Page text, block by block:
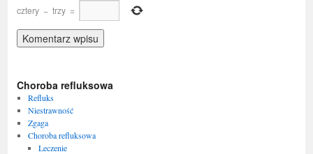
cztery − trzy =
Choroba refluksowa
Refluks
Niestrawność
Zgaga
Choroba refluksowa
Leczenie